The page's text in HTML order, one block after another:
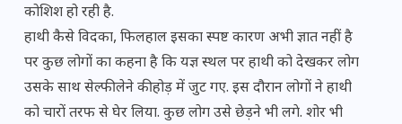
कोशिश हो रही है.
हाथी कैसे विदका, फिलहाल इसका स्पष्ट कारण अभी ज्ञात नहीं है
पर कुछ लोगों का कहना है कि यज्ञ स्थल पर हाथी को देखकर लोग
उसके साथ सेल्फी लेने की होड़ में जुट गए. इस दौरान लोगों ने हाथी
को चारों तरफ से घेर लिया. कुछ लोग उसे छेड़ने भी लगे. शोर भी